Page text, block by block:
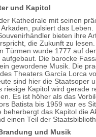
und Kapitol
Kathedrale mit seinen
pulsiert das
bieten ihre
die Zukunft zu
Türmen wurde 1777 auf
aufgebaut. Die barocke
gewordene Musik. Die
Theaters García Lorca
sind hier die Staatsoper
riesige Kapitol wird gerade
Es ist höher als das
Batista bis 1959 war es
beherbergt das Kapitol die
einen Teil der
und Musik